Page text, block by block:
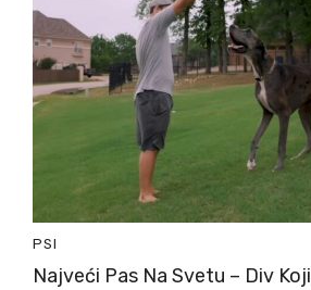
PSI
Najveći Pas Na Svetu – Div